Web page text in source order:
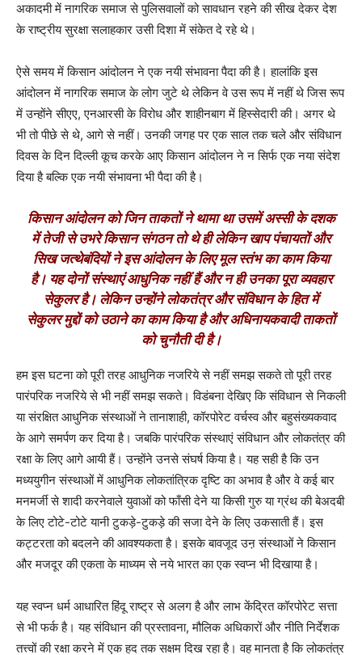
अकादमी में नागरिक समाज से पुलिसवालों को सावधान रहने की सीख देकर देश
के राष्ट्रीय सुरक्षा सलाहकार उसी दिशा में संकेत दे रहे थे।
ऐसे समय में किसान आंदोलन ने एक नयी संभावना पैदा की है। हालांकि इस
आंदोलन में नागरिक समाज के लोग जुटे थे लेकिन वे उस रूप में नहीं थे जिस रूप
में उन्होंने सीएए, एनआरसी के विरोध और शाहीनबाग में हिस्सेदारी की। अगर थे
भी तो पीछे से थे, आगे से नहीं। उनकी जगह पर एक साल तक चले और संविधान
दिवस के दिन दिल्ली कूच करके आए किसान आंदोलन ने न सिर्फ एक नया संदेश
दिया है बल्कि एक नयी संभावना भी पैदा की है।
किसान आंदोलन को जिन ताकतों ने थामा था उसमें अस्सी के दशक
में तेजी से उभरे किसान संगठन तो थे ही लेकिन खाप पंचायतों और
सिख जत्थेबंदियों ने इस आंदोलन के लिए मूल स्तंभ का काम किया
है। यह दोनों संस्थाएं आधुनिक नहीं हैं और न ही उनका पूरा व्यवहार
सेकुलर है। लेकिन उन्होंने लोकतंत्र और संविधान के हित में
सेकुलर मुद्दों को उठाने का काम किया है और अधिनायकवादी ताकतों
को चुनौती दी है।
हम इस घटना को पूरी तरह आधुनिक नजरिये से नहीं समझ सकते तो पूरी तरह
पारंपरिक नजरिये से भी नहीं समझ सकते। विडंबना देखिए कि संविधान से निकली
या संरक्षित आधुनिक संस्थाओं ने तानाशाही, कॉरपोरेट वर्चस्व और बहुसंख्यकवाद
के आगे समर्पण कर दिया है। जबकि पारंपरिक संस्थाएं संविधान और लोकतंत्र की
रक्षा के लिए आगे आयी हैं। उन्होंने उनसे संघर्ष किया है। यह सही है कि उन
मध्ययुगीन संस्थाओं में आधुनिक लोकतांत्रिक दृष्टि का अभाव है और वे कई बार
मनमर्जी से शादी करनेवाले युवाओं को फाँसी देने या किसी गुरु या ग्रंथ की बेअदबी
के लिए टोटे-टोटे यानी टुकड़े-टुकड़े की सजा देने के लिए उकसाती हैं। इस
कट्टरता को बदलने की आवश्यकता है। इसके बावजूद उऩ संस्थाओं ने किसान
और मजदूर की एकता के माध्यम से नये भारत का एक स्वप्न भी दिखाया है।
यह स्वप्न धर्म आधारित हिंदू राष्ट्र से अलग है और लाभ केंद्रित कॉरपोरेट सत्ता
से भी फर्क है। यह संविधान की प्रस्तावना, मौलिक अधिकारों और नीति निर्देशक
तत्त्वों की रक्षा करने में एक हद तक सक्षम दिख रहा है। वह मानता है कि लोकतंत्र